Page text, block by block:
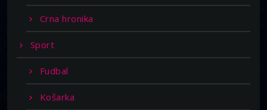
Crna hronika
Sport
Fudbal
Košarka